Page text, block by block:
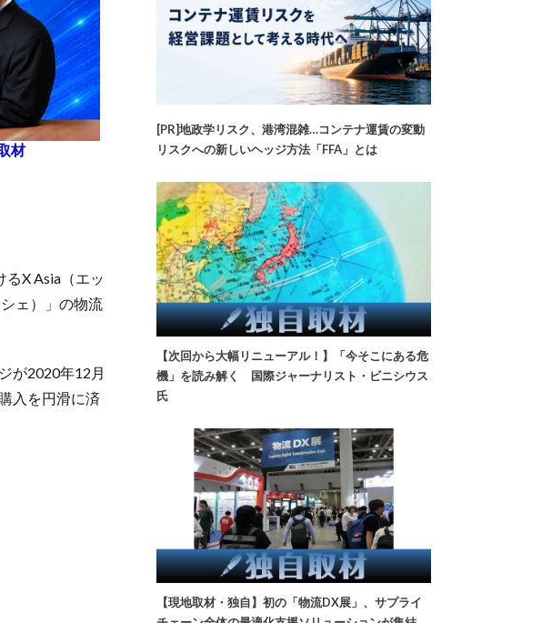
材
X Asia（エッ
ェ）」の物流
が2020年12月
入を円滑に済
[PR]地政学リスク、港湾混雑…コンテナ運賃の変動
リスクへの新しいヘッジ方法「FFA」とは
【次回から大幅リニューアル！】「今そこにある危
機」を読み解く 国際ジャーナリスト・ビニシウス
氏
【現地取材・独自】初の「物流DX展」、サプライ